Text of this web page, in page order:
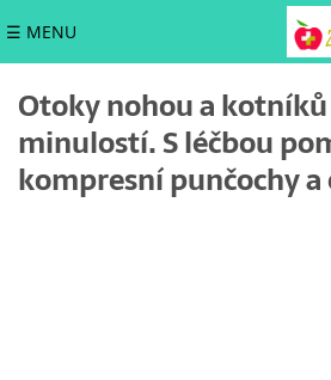
☰ MENU
Otoky nohou a
minulostí. S léčbou
kompresní punčochy a